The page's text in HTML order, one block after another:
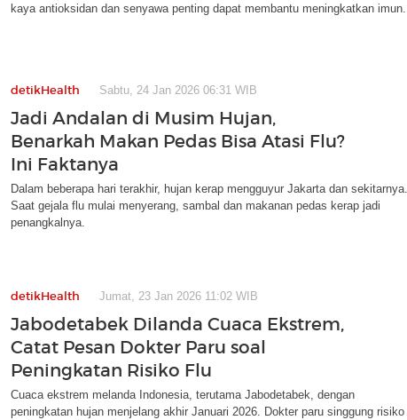
kaya antioksidan dan senyawa penting dapat membantu meningkatkan imun.
detikHealth Sabtu, 24 Jan 2026 06:31 WIB
Jadi Andalan di Musim Hujan,
Benarkah Makan Pedas Bisa Atasi Flu?
Ini Faktanya
Dalam beberapa hari terakhir, hujan kerap mengguyur Jakarta dan sekitarnya.
Saat gejala flu mulai menyerang, sambal dan makanan pedas kerap jadi
penangkalnya.
detikHealth Jumat, 23 Jan 2026 11:02 WIB
Jabodetabek Dilanda Cuaca Ekstrem,
Catat Pesan Dokter Paru soal
Peningkatan Risiko Flu
Cuaca ekstrem melanda Indonesia, terutama Jabodetabek, dengan
peningkatan hujan menjelang akhir Januari 2026. Dokter paru singgung risiko